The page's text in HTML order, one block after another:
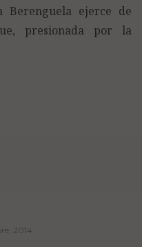
Berenguela ejerce de
presionada por la
2014